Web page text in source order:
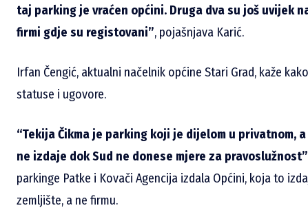
taj parking je vraćen općini. Druga dva su još uvijek
firmi gdje su registovani”, pojašnjava Karić.
Irfan Čengić, aktualni načelnik općine Stari Grad, kaže
statuse i ugovore.
“Tekija Čikma je parking koji je dijelom u privatnom,
ne izdaje dok Sud ne donese mjere za pravoslužnost”
parkinge Patke i Kovači Agencija izdala Općini, koja to
zemljište, a ne firmu.